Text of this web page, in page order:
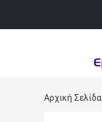
Αρχική Σελίδα